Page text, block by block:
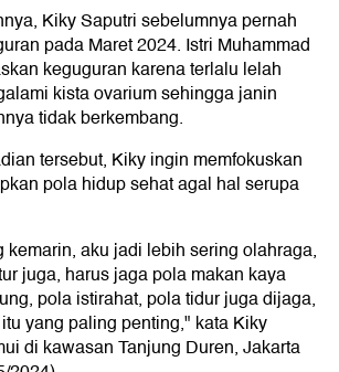
Kiky Saputri sebelumnya pernah
pada Maret 2024. Istri Muhammad
keguguran karena terlalu lelah
kista ovarium sehingga janin
tidak berkembang.
tersebut, Kiky ingin memfokuskan
pola hidup sehat agal hal serupa
aku jadi lebih sering olahraga,
juga, harus jaga pola makan kaya
pola istirahat, pola tidur juga dijaga,
yang paling penting," kata Kiky
di kawasan Tanjung Duren, Jakarta